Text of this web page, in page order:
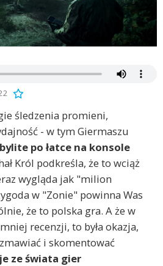
śledzenia promieni,
- w tym Giermaszu
po łatce na konsole
Król podkreśla, że to wciąż
wygląda jak "milion
w "Zonie" powinna Was
że to polska gra. A że w
recenzji, to była okazja,
i skomentować
ze świata gier